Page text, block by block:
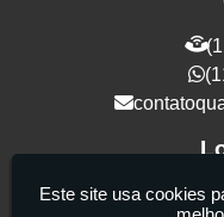
Rua
Este site usa cookies